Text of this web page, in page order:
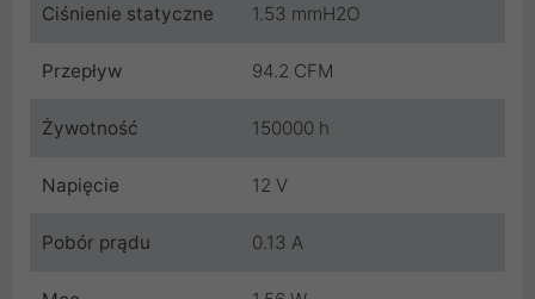
Ciśnienie statyczne 1.53 mmH2O
Przepływ 94.2 CFM
Żywotność 150000 h
Napięcie 12 V
Pobór prądu 0.13 A